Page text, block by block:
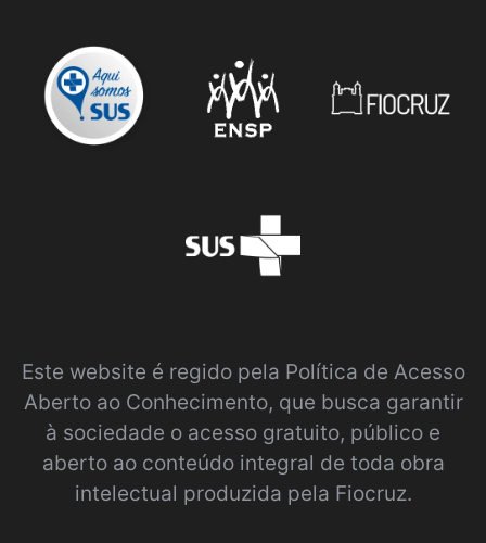
Este website é regido pela Política de Acesso
Aberto ao Conhecimento, que busca garantir
à sociedade o acesso gratuito, público e
aberto ao conteúdo integral de toda obra
intelectual produzida pela Fiocruz.